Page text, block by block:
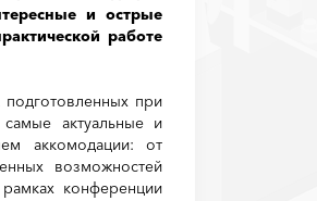
и острые
работе
при
актуальные и
аккомодации: от
возможностей
конференции